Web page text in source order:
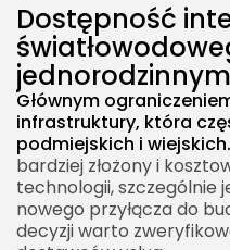
Dostępność
jednorodzinnym
Głównym
infrastruktury, która
podmiejskich i wiejskich.
bardziej złożony i
technologii, szczególnie
nowego przyłącza do
decyzji warto